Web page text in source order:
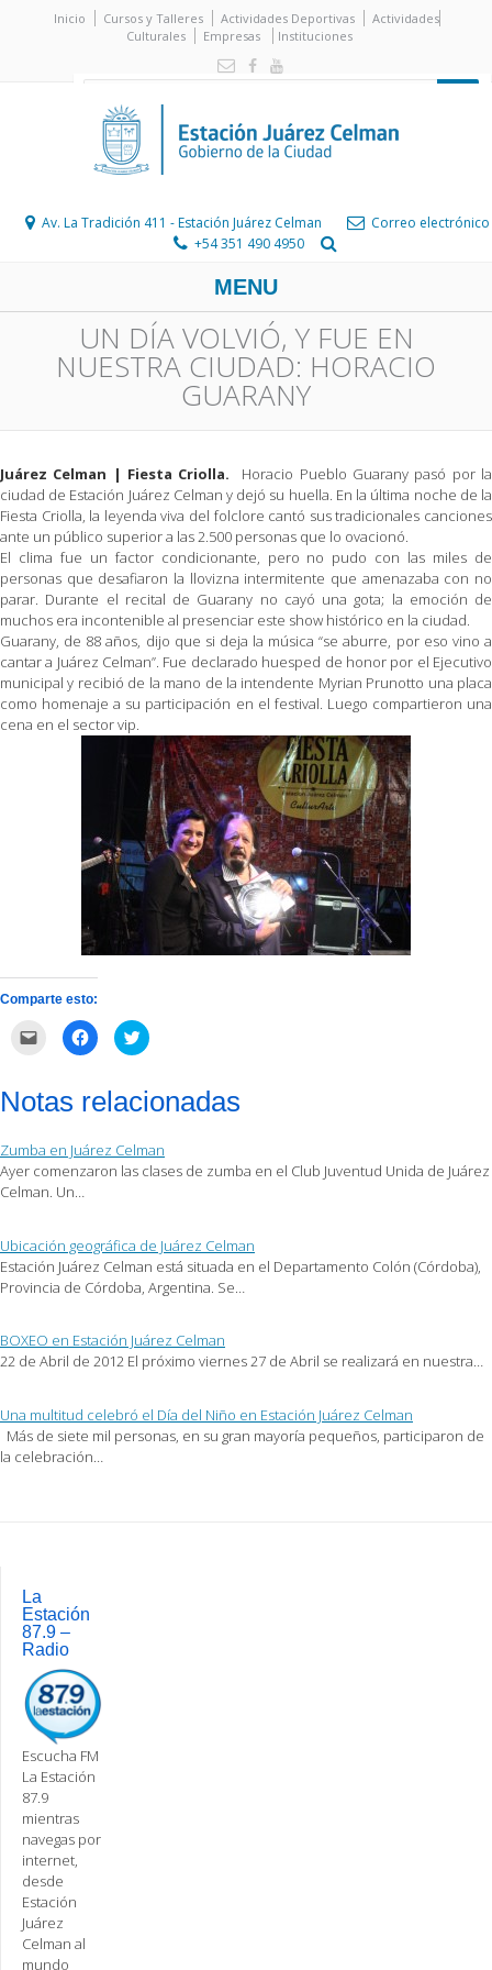
Inicio Cursos y Talleres Actividades Deportivas
Actividades
Culturales
Empresas Instituciones
Av. La Tradición 411 - Estación Juárez Celman
Correo electrónico
+54 351 490 4950
MENU
UN DÍA VOLVIÓ, Y FUE EN
NUESTRA CIUDAD: HORACIO
GUARANY
Juárez Celman | Fiesta Criolla.
Horacio Pueblo Guarany pasó por la
ciudad de Estación Juárez Celman y dejó su huella. En la última noche de la
Fiesta Criolla, la leyenda viva del folclore cantó sus tradicionales canciones
ante un público superior a las 2.500 personas que lo ovacionó.
El clima fue un factor condicionante, pero no pudo con las miles de
personas que desafiaron la llovizna intermitente que amenazaba con no
parar. Durante el recital de Guarany no cayó una gota; la emoción de
muchos era incontenible al presenciar este show histórico en la ciudad.
Guarany, de 88 años, dijo que si deja la música “se aburre, por eso vino a
cantar a Juárez Celman”. Fue declarado huesped de honor por el Ejecutivo
municipal y recibió de la mano de la intendente Myrian Prunotto una placa
como homenaje a su participación en el festival. Luego compartieron una
cena en el sector vip.
Comparte esto:
correo
electrónico
amigo
(Se
abre
en
Haz
clic
Facebook
(Se
una
ventana
nueva)
Haz
clic
en
Twitter
(Se
una
ventana
nueva)
Notas relacionadas
Zumba en Juárez Celman
Ayer comenzaron las clases de zumba en el Club Juventud Unida de Juárez
Celman. Un…
Ubicación geográfica de Juárez Celman
Estación Juárez Celman está situada en el Departamento Colón (Córdoba),
Provincia de Córdoba, Argentina. Se…
BOXEO en Estación Juárez Celman
22 de Abril de 2012 El próximo viernes 27 de Abril se realizará en nuestra…
Una multitud celebró el Día del Niño en Estación Juárez Celman
Más de siete mil personas, en su gran mayoría pequeños, participaron de
la celebración…
navigation
La
Estación
87.9 –
Radio
Escucha FM
La Estación
87.9
mientras
navegas por
internet,
desde
Estación
Juárez
Celman al
mundo